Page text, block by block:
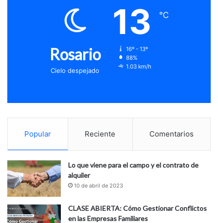
Rosario
Cielo despejado
13 ℃
16º - 13º
88%
1.03 km/h
Popular Reciente Comentarios
Lo que viene para el campo y el contrato de
alquiler
10 de abril de 2023
CLASE ABIERTA: Cómo Gestionar Conflictos
en las Empresas Familiares